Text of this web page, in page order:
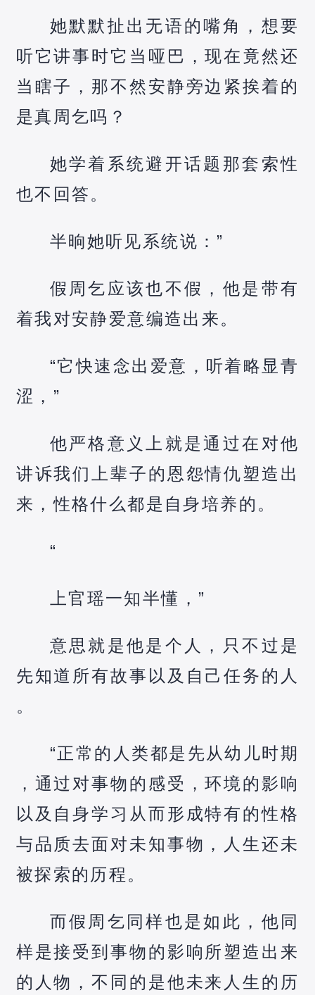
她默默扯出无语的嘴角，想要
听它讲事时它当哑巴，现在竟然还
当瞎子，那不然安静旁边紧挨着的
是真周乞吗？
她学着系统避开话题那套索性
也不回答。
半晌她听见系统说：”
假周乞应该也不假，他是带有
着我对安静爱意编造出来。
“它快速念出爱意，听着略显青
涩，”
他严格意义上就是通过在对他
讲诉我们上辈子的恩怨情仇塑造出
来，性格什么都是自身培养的。
“
上官瑶一知半懂，”
意思就是他是个人，只不过是
先知道所有故事以及自己任务的人
。
“正常的人类都是先从幼儿时期
，通过对事物的感受，环境的影响
以及自身学习从而形成特有的性格
与品质去面对未知事物，人生还未
被探索的历程。
而假周乞同样也是如此，他同
样是接受到事物的影响所塑造出来
的人物，不同的是他未来人生的历